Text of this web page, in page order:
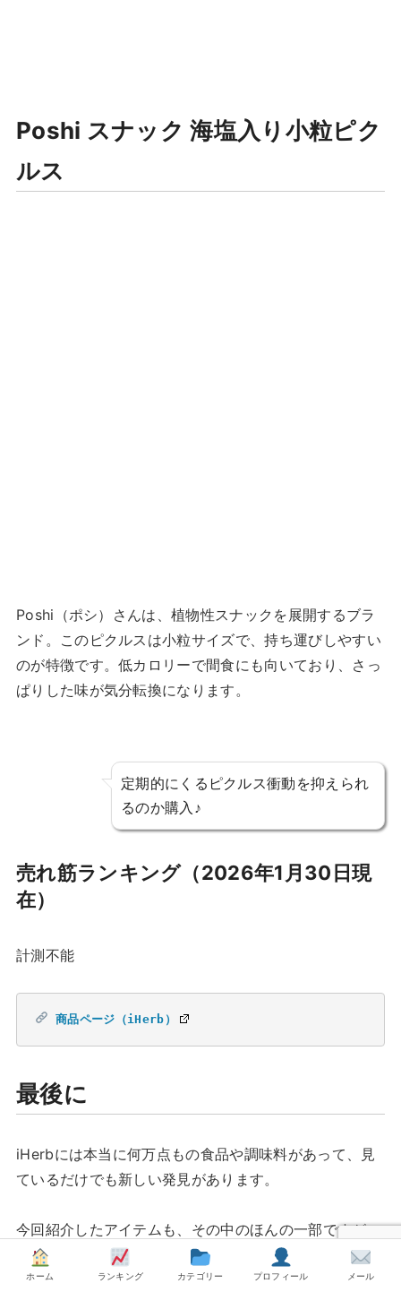
Poshi スナック 海塩入り小粒ピク
ルス
Poshi（ポシ）さんは、植物性スナックを展開するブラ
ンド。このピクルスは小粒サイズで、持ち運びしやすい
のが特徴です。低カロリーで間食にも向いており、さっ
ぱりした味が気分転換になります。
定期的にくるピクルス衝動を抑えられ
るのか購入♪
売れ筋ランキング（2026年1月30日現
在）
計測不能
商品ページ（iHerb）
最後に
iHerbには本当に何万点もの食品や調味料があって、見
ているだけでも新しい発見があります。
今回紹介したアイテムも、その中のほんの一部ですが、
海外おやつやオーガニック食品を選ぶときの参考になれ
ば嬉しいです。
ホーム ランキング カテゴリー プロフィール メール